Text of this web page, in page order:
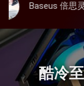
思灵动充伸缩线充电器 67W 3C，超耐用可伸
酷冷